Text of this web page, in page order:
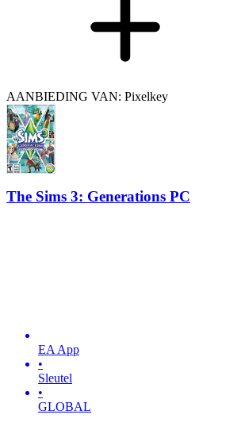
AANBIEDING VAN: Pixelkey
The Sims 3: Generations PC
EA App
•
Sleutel
•
GLOBAL